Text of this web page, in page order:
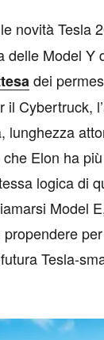
le novità Tesla
delle Model Y
dei
Cybertruck,
lunghezza
Elon ha
logica di
Model
Tesla-